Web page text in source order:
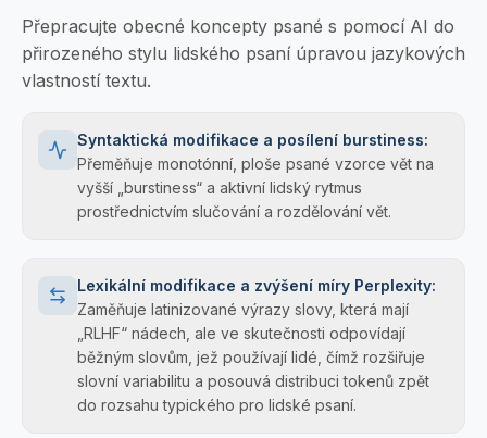
Přepracujte obecné koncepty psané s pomocí AI do
přirozeného stylu lidského psaní úpravou jazykových
vlastností textu.
Syntaktická modifikace a posílení burstiness:
Přeměňuje monotónní, ploše psané vzorce vět na
vyšší „burstiness“ a aktivní lidský rytmus
prostřednictvím slučování a rozdělování vět.
Lexikální modifikace a zvýšení míry Perplexity:
Zaměňuje latinizované výrazy slovy, která mají
„RLHF“ nádech, ale ve skutečnosti odpovídají
běžným slovům, jež používají lidé, čímž rozšiřuje
slovní variabilitu a posouvá distribuci tokenů zpět
do rozsahu typického pro lidské psaní.